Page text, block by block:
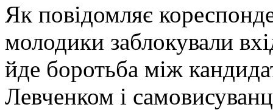
Як повідомляє
молодики заблокували
йде боротьба між
Левченком і